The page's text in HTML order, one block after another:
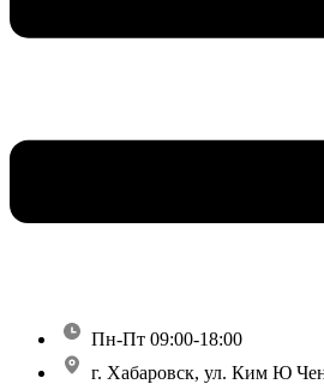
Пн-Пт 09:00-18:00
г. Хабаровск, ул. Ким Ю